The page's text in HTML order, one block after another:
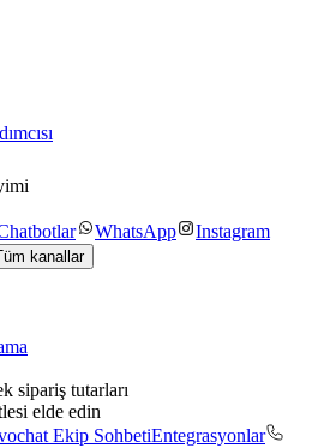
WhatsApp
Instagram
kanallar
sipariş tutarları
elde edin
Ekip SohbetiEntegrasyonlar